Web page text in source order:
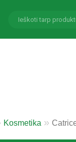
Kosmetika